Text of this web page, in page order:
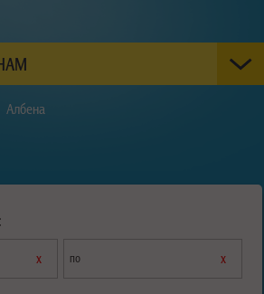
Албена
х по х